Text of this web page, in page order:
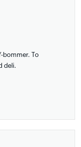
bommer. To
deli.